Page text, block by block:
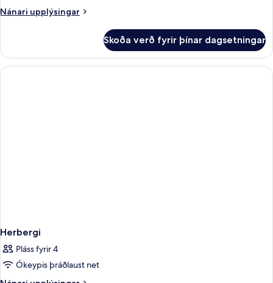
Nánari upplýsingar
Nánari
Skoða verð fyrir þínar dagsetningar
Herbergi
Pláss fyrir 4
Ókeypis þráðlaust net